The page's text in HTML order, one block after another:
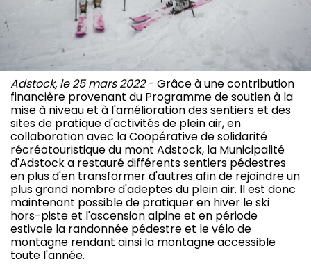
Adstock, le 25 mars 2022- Grâce à une contribution
financière provenant du Programme de soutien à la
mise à niveau et à l'amélioration des sentiers et des
sites de pratique d'activités de plein air, en
collaboration avec la Coopérative de solidarité
récréotouristique du mont Adstock, la Municipalité
d'Adstock a restauré différents sentiers pédestres
en plus d'en transformer d'autres afin de rejoindre un
plus grand nombre d'adeptes du plein air. Il est donc
maintenant possible de pratiquer en hiver le ski
hors-piste et l'ascension alpine et en période
estivale la randonnée pédestre et le vélo de
montagne rendant ainsi la montagne accessible
toute l'année.